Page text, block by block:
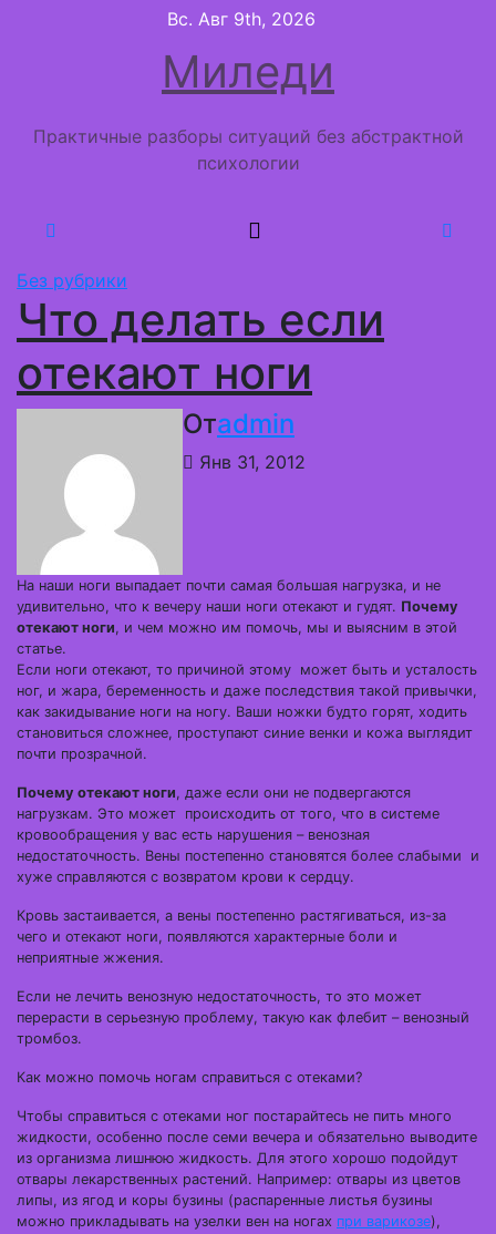
Вс. Авг 9th, 2026
Миледи
Практичные разборы ситуаций без абстрактной
психологии
Без рубрики
Что делать если
отекают ноги
Отadmin
Янв 31, 2012
На наши ноги выпадает почти самая большая нагрузка, и не
удивительно, что к вечеру наши ноги отекают и гудят. Почему
отекают ноги, и чем можно им помочь, мы и выясним в этой
статье.
Если ноги отекают, то причиной этому может быть и усталость
ног, и жара, беременность и даже последствия такой привычки,
как закидывание ноги на ногу. Ваши ножки будто горят, ходить
становиться сложнее, проступают синие венки и кожа выглядит
почти прозрачной.
Почему отекают ноги, даже если они не подвергаются
нагрузкам. Это может происходить от того, что в системе
кровообращения у вас есть нарушения – венозная
недостаточность. Вены постепенно становятся более слабыми и
хуже справляются с возвратом крови к сердцу.
Кровь застаивается, а вены постепенно растягиваться, из-за
чего и отекают ноги, появляются характерные боли и
неприятные жжения.
Если не лечить венозную недостаточность, то это может
перерасти в серьезную проблему, такую как флебит – венозный
тромбоз.
Как можно помочь ногам справиться с отеками?
Чтобы справиться с отеками ног постарайтесь не пить много
жидкости, особенно после семи вечера и обязательно выводите
из организма лишнюю жидкость. Для этого хорошо подойдут
отвары лекарственных растений. Например: отвары из цветов
липы, из ягод и коры бузины (распаренные листья бузины
можно прикладывать на узелки вен на ногах при варикозе),